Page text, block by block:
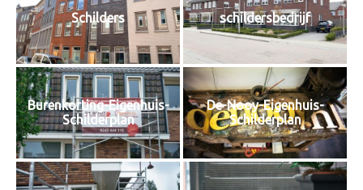
Schilders schildersbedrijf
Burenkorting-Eigenhuis-
Schilderplan
De-Nooy-Eigenhuis-
Schilderplan